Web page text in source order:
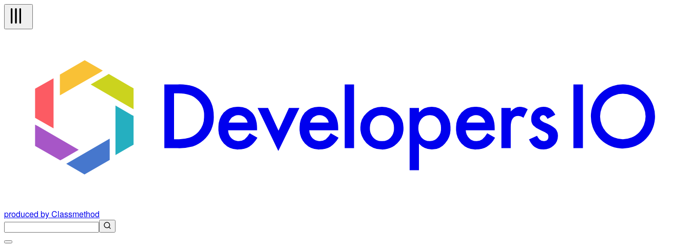
produced by Classmethod